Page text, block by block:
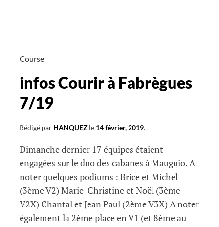
Course
infos Courir à Fabrègues
7/19
Rédigé par HANQUEZ le 14 février, 2019.
Dimanche dernier 17 équipes étaient
engagées sur le duo des cabanes à Mauguio. A
noter quelques podiums : Brice et Michel
(3ème V2) Marie-Christine et Noël (3ème
V2X) Chantal et Jean Paul (2ème V3X) A noter
également la 2ème place en V1 (et 8ème au